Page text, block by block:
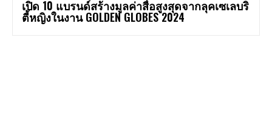
เปิด 10 แบรนด์สร้างมูลค่าสื่อสูงสุดจากลุคเซเลบริ
ตี้หญิงในงาน GOLDEN GLOBES 2024